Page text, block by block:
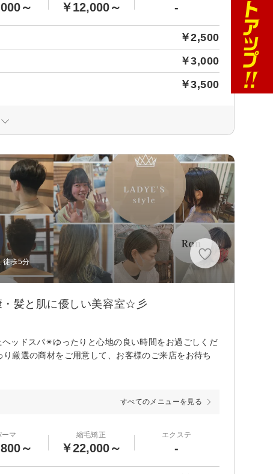
～ ￥12,000～ -
￥2,500
￥3,000
￥3,500
徒歩5分
・髪と肌に優しい美容室☆彡
ッドスパ✴︎ゆったりと心地の良い時間をお過ごしくだ
厳選の商材をご用意して、お客様のご来店をお待ち
すべてのメニューを見る
ーマ
～
縮毛矯正
￥22,000～
エクステ
-